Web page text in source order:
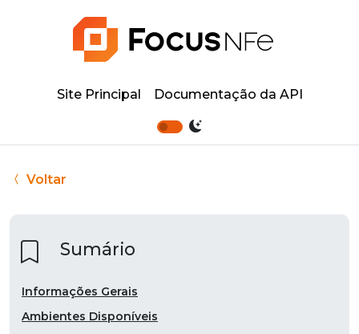
Site Principal Documentação da API
Voltar
Sumário
Informações Gerais
Ambientes Disponíveis